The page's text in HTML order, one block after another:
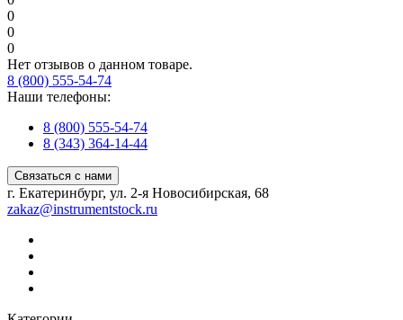
0
0
0
Нет отзывов о данном товаре.
8 (800) 555-54-74
Наши телефоны:
8 (800) 555-54-74
8 (343) 364-14-44
Связаться с нами
г. Екатеринбург, ул. 2-я Новосибирская, 68
zakaz@instrumentstock.ru